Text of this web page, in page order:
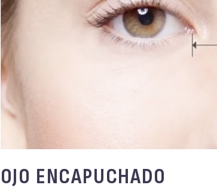
OJO ENCAPUCHADO